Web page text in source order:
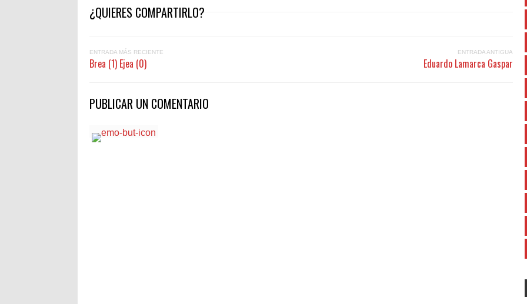
¿QUIERES COMPARTIRLO?
ENTRADA MÁS RECIENTE
Brea (1) Ejea (0)
ENTRADA ANTIGUA
Eduardo Lamarca Gaspar
PUBLICAR UN COMENTARIO